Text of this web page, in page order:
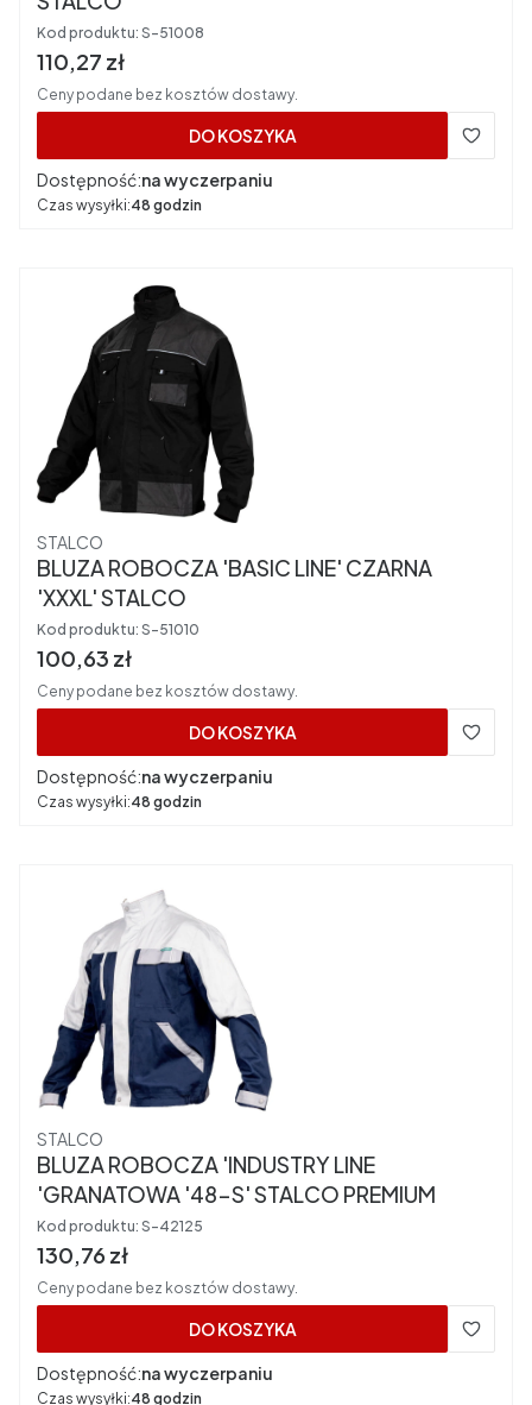
Kod produktu: S-51008
Cena brutto
110,27 zł
Ceny podane bez kosztów dostawy.
DO KOSZYKA
Dostępność:na wyczerpaniu
Czas wysyłki:48 godzin
Producent
STALCO
BLUZA ROBOCZA 'BASIC LINE' CZARNA
'XXXL' STALCO
Kod produktu: S-51010
Cena brutto
100,63 zł
Ceny podane bez kosztów dostawy.
DO KOSZYKA
Dostępność:na wyczerpaniu
Czas wysyłki:48 godzin
Producent
STALCO
BLUZA ROBOCZA 'INDUSTRY LINE
'GRANATOWA '48-S' STALCO PREMIUM
Kod produktu: S-42125
Cena brutto
130,76 zł
Ceny podane bez kosztów dostawy.
DO KOSZYKA
Dostępność:na wyczerpaniu
Czas wysyłki:48 godzin